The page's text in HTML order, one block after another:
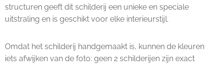
structuren geeft dit schilderij een unieke en speciale
uitstraling en is geschikt voor elke interieurstijl.
Omdat het schilderij handgemaakt is, kunnen de kleuren
iets afwijken van de foto: geen 2 schilderijen zijn exact